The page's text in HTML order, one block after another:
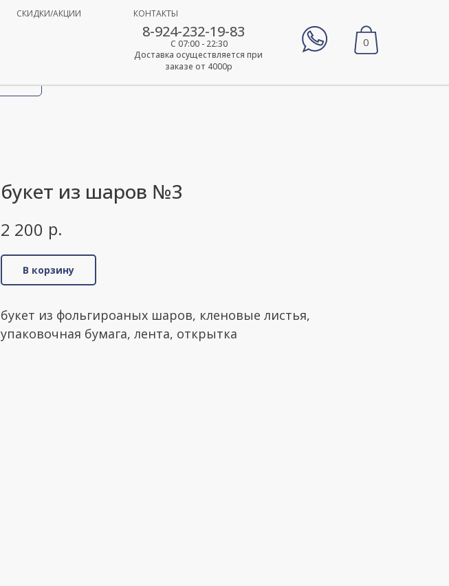
СКИДКИ/АКЦИИ КОНТАКТЫ
8-924-232-19-83
Доставка осуществляется при
заказе от 4000р
С 07:00 - 22:30 0
букет из шаров №3
2 200 р.
В корзину
букет из фольгироаных шаров, кленовые листья,
упаковочная бумага, лента, открытка